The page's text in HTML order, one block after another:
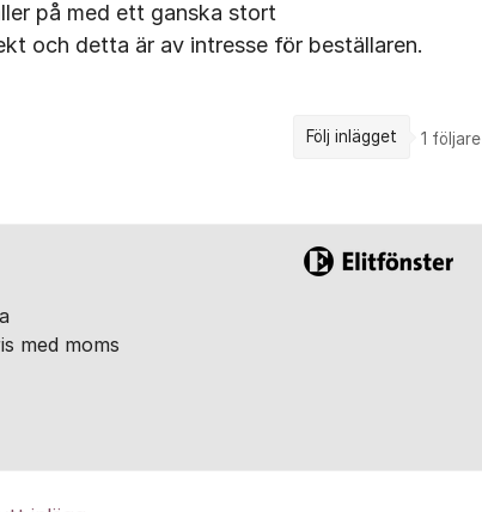
på med ett ganska stort
och detta är av intresse för beställaren.
Följ inlägget 1 följare
med moms